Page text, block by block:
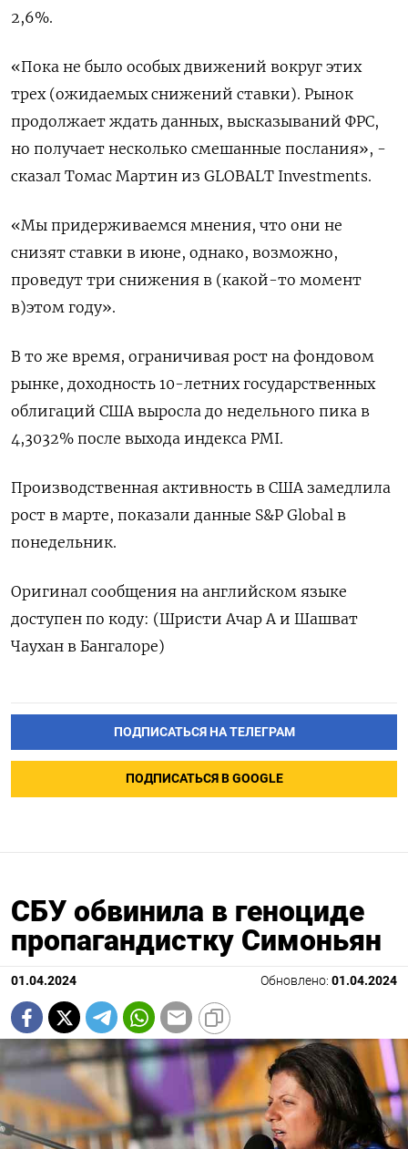
2,6%.
«Пока не было особых движений вокруг этих
трех (ожидаемых снижений ставки). Рынок
продолжает ждать данных, высказываний ФРС,
но получает несколько смешанные послания», -
сказал Томас Мартин из GLOBALT Investments.
«Мы придерживаемся мнения, что они не
снизят ставки в июне, однако, возможно,
проведут три снижения в (какой-то момент
в)этом году».
В то же время, ограничивая рост на фондовом
рынке, доходность 10-летних государственных
облигаций США выросла до недельного пика в
4,3032% после выхода индекса PMI.
Производственная активность в США замедлила
рост в марте, показали данные S&P Global в
понедельник.
Оригинал сообщения на английском языке
доступен по коду: (Шристи Ачар А и Шашват
Чаухан в Бангалоре)
ПОДПИСАТЬСЯ НА ТЕЛЕГРАМ
ПОДПИСАТЬСЯ В GOOGLE
СБУ обвинила в геноциде
пропагандистку Симоньян
01.04.2024 Обновлено: 01.04.2024